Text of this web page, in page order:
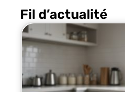
Fil d’actualité